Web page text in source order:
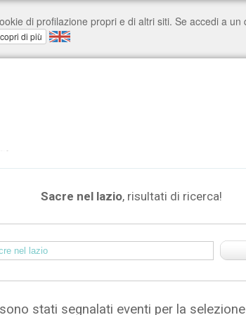
Sacre nel lazio, risultati di ricerca!
stati segnalati eventi per la selezione